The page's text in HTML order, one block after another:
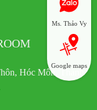
Hóc Môn, Thành
Ms. Thảo Vy
Google maps